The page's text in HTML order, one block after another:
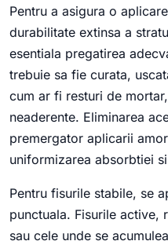
Pentru a asigura o
durabilitate extinsa a
esentiala pregatirea
trebuie sa fie curata,
cum ar fi resturi de
neaderente. Eliminarea
premergator aplicarii
uniformizarea absorbtiei
Pentru fisurile stabile, se
punctuala. Fisurile active,
sau cele unde se